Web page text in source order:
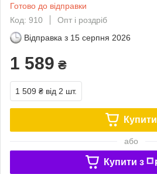
Готово до відправки
Код: 910
Опт і роздріб
Відправка з 15 серпня 2026
1 589 ₴
1 509 ₴ від 2 шт.
Купити
або
Купити з